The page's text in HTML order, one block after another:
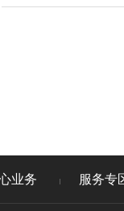
业务 服务专